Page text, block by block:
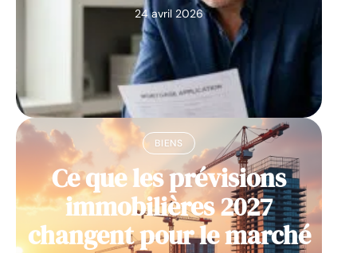
24 avril 2026
BIENS
Ce que les prévisions
immobilières 2027
changent pour le marché